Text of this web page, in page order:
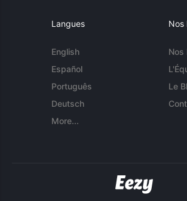
Langues
English
Español
Português
Deutsch
More...
Nos
Nos
Le